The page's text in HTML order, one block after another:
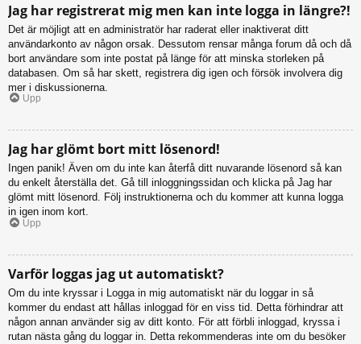
Jag har registrerat mig men kan inte logga in längre?!
Det är möjligt att en administratör har raderat eller inaktiverat ditt
användarkonto av någon orsak. Dessutom rensar många forum då och då
bort användare som inte postat på länge för att minska storleken på
databasen. Om så har skett, registrera dig igen och försök involvera dig
mer i diskussionerna.
Upp
Jag har glömt bort mitt lösenord!
Ingen panik! Även om du inte kan återfå ditt nuvarande lösenord så kan
du enkelt återställa det. Gå till inloggningssidan och klicka på Jag har
glömt mitt lösenord. Följ instruktionerna och du kommer att kunna logga
in igen inom kort.
Upp
Varför loggas jag ut automatiskt?
Om du inte kryssar i Logga in mig automatiskt när du loggar in så
kommer du endast att hållas inloggad för en viss tid. Detta förhindrar att
någon annan använder sig av ditt konto. För att förbli inloggad, kryssa i
rutan nästa gång du loggar in. Detta rekommenderas inte om du besöker